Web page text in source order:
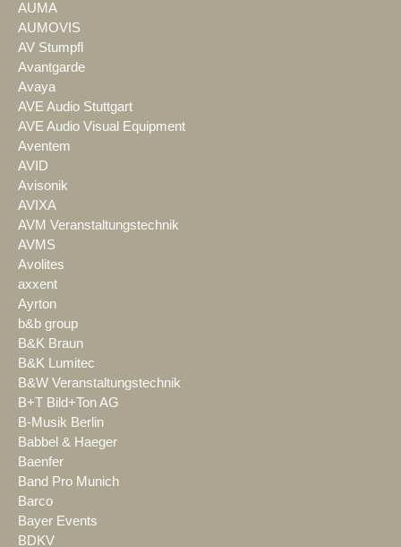
AUMA
AUMOVIS
AV Stumpfl
Avantgarde
Avaya
AVE Audio Stuttgart
AVE Audio Visual Equipment
Aventem
AVID
Avisonik
AVIXA
AVM Veranstaltungstechnik
AVMS
Avolites
axxent
Ayrton
b&b group
B&K Braun
B&K Lumitec
B&W Veranstaltungstechnik
B+T Bild+Ton AG
B-Musik Berlin
Babbel & Haeger
Baenfer
Band Pro Munich
Barco
Bayer Events
BDKV